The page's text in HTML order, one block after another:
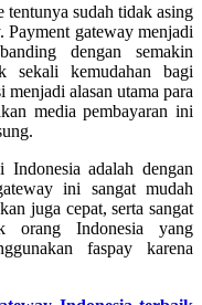
tentunya sudah tidak asing
Payment gateway menjadi
dengan semakin
sekali kemudahan bagi
alasan utama para
media pembayaran ini
adalah dengan
ini sangat mudah
juga cepat, serta sangat
orang Indonesia yang
faspay karena